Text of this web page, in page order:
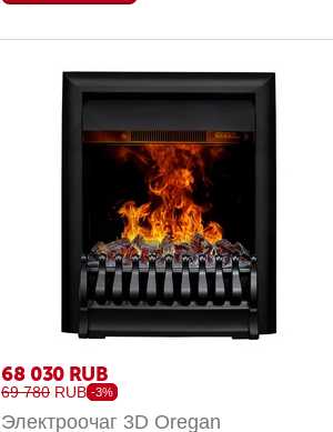
68 030 RUB
69 780 RUB -3%
Электроочаг 3D Oregan